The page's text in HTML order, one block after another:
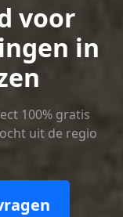
voor
in
100% gratis
uit de regio